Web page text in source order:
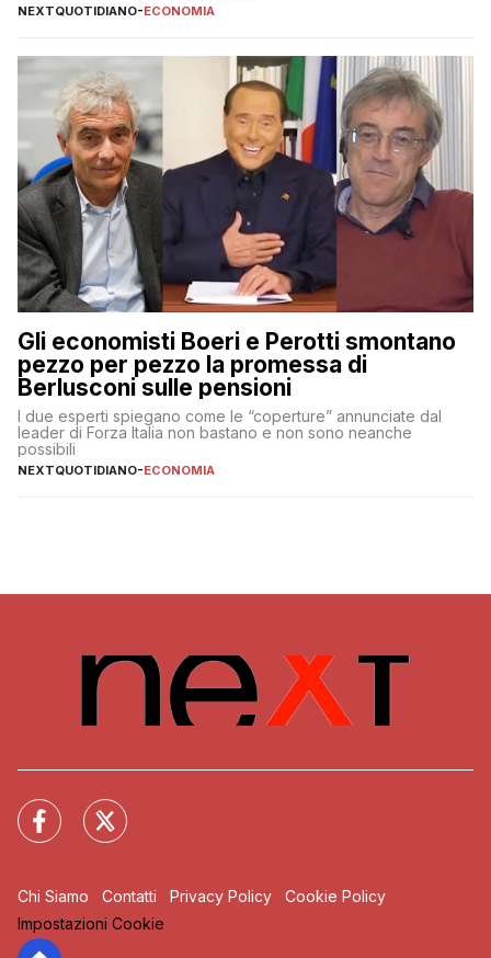
NEXTQUOTIDIANO-ECONOMIA
Gli economisti Boeri e Perotti smontano
pezzo per pezzo la promessa di
Berlusconi sulle pensioni
I due esperti spiegano come le “coperture” annunciate dal
leader di Forza Italia non bastano e non sono neanche
possibili
NEXTQUOTIDIANO-ECONOMIA
Chi Siamo Contatti Privacy Policy
Cookie Policy
Impostazioni Cookie